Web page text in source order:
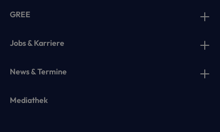
GREE
Jobs & Karriere
News & Termine
Mediathek